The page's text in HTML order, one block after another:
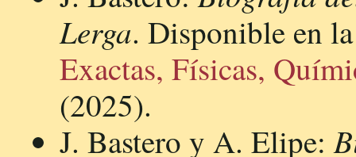
Lerga. Disponible en
Exactas, Físicas,
(2025).
J. Bastero y A. Elipe: